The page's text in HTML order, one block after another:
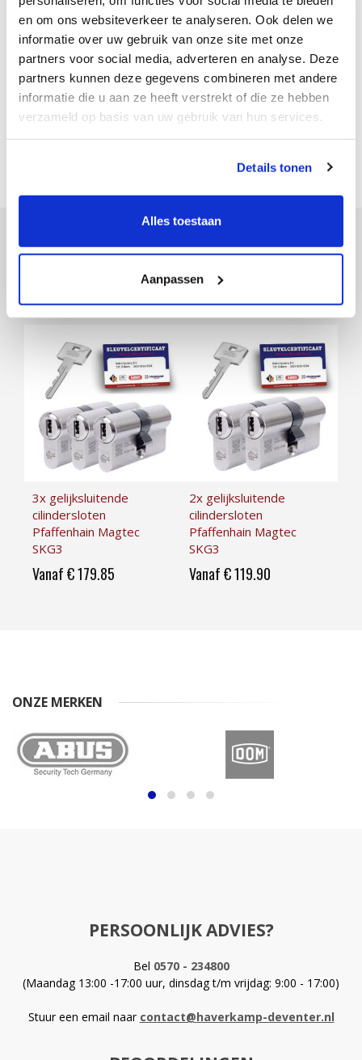
en om ons websiteverkeer te analyseren. Ook delen we
informatie over uw gebruik van onze site met onze
partners voor social media, adverteren en analyse. Deze
partners kunnen deze gegevens combineren met andere
informatie die u aan ze heeft verstrekt of die ze hebben
verzameld op basis van uw gebruik van hun services.
Details tonen
Alles toestaan
Aanpassen
Veilige kluizen
Wij hebben een ruim assortiment aan veilige kluizen. Hierbij kun je
denken aaninbraakwerende kluizen,brandwerende kluizen,
maar ook sleutelkasten of sleutelkluisjes behoren tot het
assortiment. In onze showroom in Deventer hebben we
verschillende modellen staan. Ben je geïnteresseerd? Neem gerust
even contact op.
POPULAIRE PRODUCTEN
3x gelijksluitende
cilindersloten
Pfaffenhain Magtec
SKG3
Vanaf € 179.85
2x gelijksluitende
cilindersloten
Pfaffenhain Magtec
SKG3
Vanaf € 119.90
ONZE MERKEN
PERSOONLIJK ADVIES?
Bel 0570 - 234800
(Maandag 13:00 -17:00 uur, dinsdag t/m vrijdag: 9:00 - 17:00)
Stuur een email naar contact@haverkamp-deventer.nl